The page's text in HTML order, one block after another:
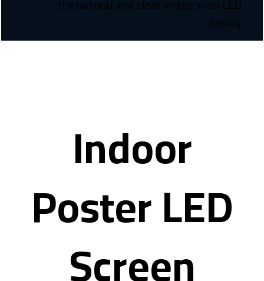
the natural and clear image in an LED
display
Indoor
Poster LED